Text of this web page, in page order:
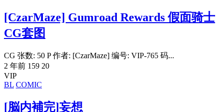
[CzarMaze] Gumroad Rewards 假面骑士
CG套图
CG 张数: 50 P 作者: [CzarMaze] 编号: VIP-765 码...
2 年前 159 20
VIP
BL COMIC
[脳内補完]妄想